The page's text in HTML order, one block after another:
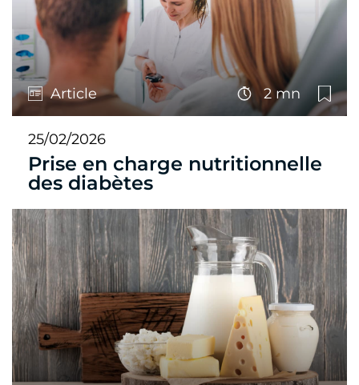
Article 2 mn
25/02/2026
Prise en charge nutritionnelle
des diabètes